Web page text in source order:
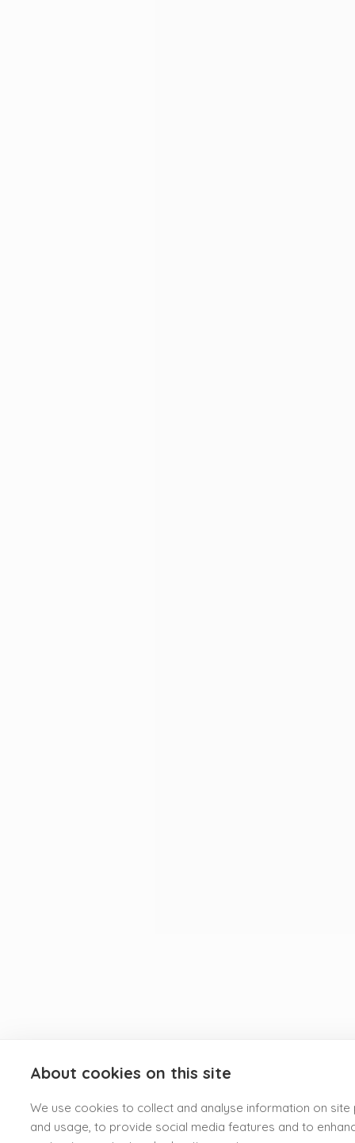
About cookies on this site
We use cookies to collect and analyse information on
and usage, to provide social media features and to